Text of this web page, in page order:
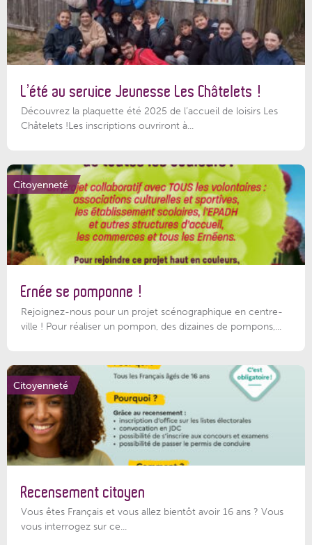
L’été au service Jeunesse Les Châtelets !
Découvrez la plaquette été 2025 de l’accueil de loisirs Les
Châtelets !Les inscriptions ouvriront à...
Citoyenneté
Ernée se pomponne !
Rejoignez-nous pour un projet scénographique en centre-
ville ! Pour réaliser un pompon, des dizaines de pompons,...
Citoyenneté
Recensement citoyen
Vous êtes Français et vous allez bientôt avoir 16 ans ? Vous
vous interrogez sur ce...